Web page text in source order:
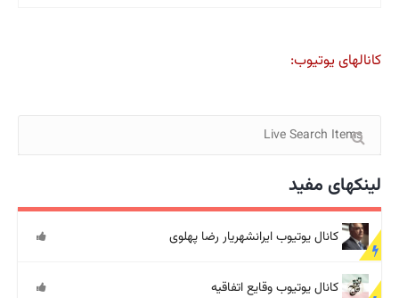
کانالهای یوتیوب:
لینکهای مفید
کانال یوتیوب ایرانشهریار رضا پهلوی
کانال یوتیوب وقایع اتفاقیه